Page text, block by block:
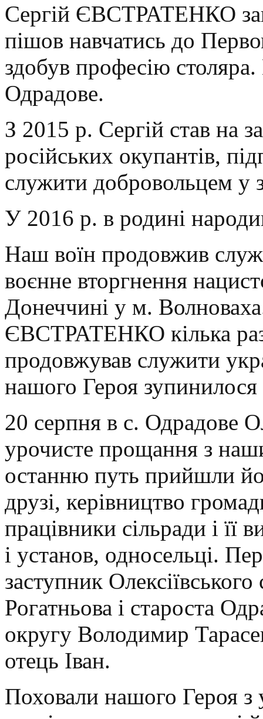
Сергій ЄВСТРАТЕНКО
пішов навчатись до
здобув професію
Одрадове.
З 2015 р. Сергій став на
російських окупантів,
служити добровольцем у
У 2016 р. в родині
Наш воїн продовжив
воєнне вторгнення
Донеччині у м.
ЄВСТРАТЕНКО кілька
продовжував служити
нашого Героя
20 серпня в с. Одрадове
урочисте прощання з
останню путь прийшли
друзі, керівництво
працівники сільради і її
і установ, односельці.
заступник
Рогатньова і староста
округу Володимир
отець Іван.
Поховали нашого Героя з